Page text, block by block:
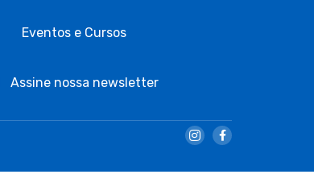
Eventos e Cursos
Assine nossa newsletter